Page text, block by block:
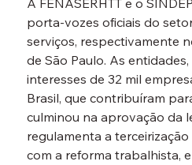
A FENASERHTT e o
porta-vozes oficiais do
serviços, respectivamente
de São Paulo. As
interesses de 32 mil
Brasil, que contribuíram
culminou na aprovação da
regulamenta a
com a reforma trabalhista,